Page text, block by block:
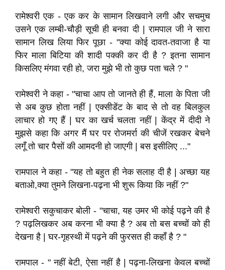
रामेश्वरी एक - एक कर के सामान लिखवाने लगी और सचमुच
उसने एक लम्बी-चौड़ी सूची ही बनवा दी | रामपाल जी ने सारा
सामान लिख लिया फिर पूछा - "क्या कोई दावत-तवाजा है या
फिर माला बिटिया की शादी पक्की कर दी है ? इतना सामान
किसलिए मंगवा रही हो, जरा मुझे भी तो कुछ पता चले ? "
रामेश्वरी ने कहा - "चाचा आप तो जानते ही हैं, माला के पिता जी
से अब कुछ होता नहीं | एक्सीडेंट के बाद से तो वह बिलकुल
लाचार हो गए हैं | घर का खर्च चलता नहीं | केंद्र में दीदी ने
मुझसे कहा कि अगर मैं घर पर रोजमर्रा की चीजें रखकर बेचने
लगूँ तो चार पैसों की आमदनी हो जाएगी | बस इसीलिए ..."
रामपाल ने कहा - "यह तो बहुत ही नेक सलाह दी है | अच्छा यह
बताओ,क्या तुमने लिखना-पढ़ना भी शुरू किया कि नहीं ?"
रामेश्वरी सकुचाकर बोली - "चाचा, यह उमर भी कोई पढ़ने की है
? पढ़लिखकर अब करना भी क्या है ? अब तो बस बच्चों को ही
देखना है | घर-गृहस्थी में पढ़ने की फुरसत ही कहाँ है ? "
रामपाल - " नहीं बेटी, ऐसा नहीं है | पढ़ना-लिखना केवल बच्चों